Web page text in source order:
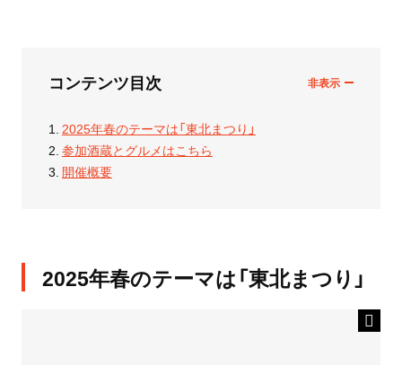
コンテンツ目次
2025年春のテーマは「東北まつり」
参加酒蔵とグルメはこちら
開催概要
2025年春のテーマは「東北まつり」